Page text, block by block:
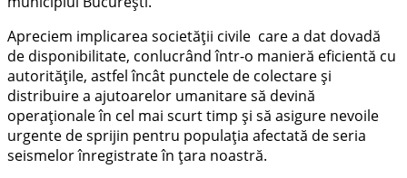
Apreciem implicarea societății civile care a dat dovadă
de disponibilitate, conlucrând într-o manieră eficientă cu
autoritățile, astfel încât punctele de colectare și
distribuire a ajutoarelor umanitare să devină
operaționale în cel mai scurt timp și să asigure nevoile
urgente de sprijin pentru populația afectată de seria
seismelor înregistrate în țara noastră.